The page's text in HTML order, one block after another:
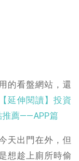
的看盤網站，還
【延伸閱讀】投資
推薦——APP篇
天出門在外，但
想趁上廁所時偷